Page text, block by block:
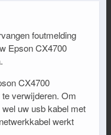
foutmelding
Epson CX4700
CX4700
verwijderen. Om
uw usb kabel met
werkt